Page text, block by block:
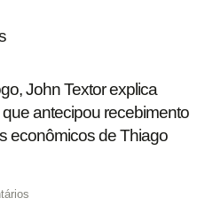
John Textor explica
antecipou recebimento
econômicos de Thiago